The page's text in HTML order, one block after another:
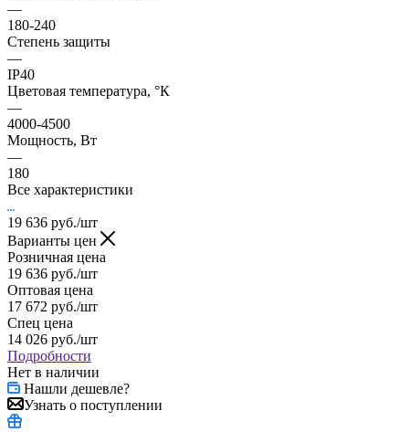
—
180-240
Степень защиты
—
IP40
Цветовая температура, °К
—
4000-4500
Мощность, Вт
—
180
Все характеристики
19 636 руб./шт
Варианты цен
Розничная цена
19 636 руб./шт
Оптовая цена
17 672 руб./шт
Спец цена
14 026 руб./шт
Подробности
Нет в наличии
Нашли дешевле?
Узнать о поступлении